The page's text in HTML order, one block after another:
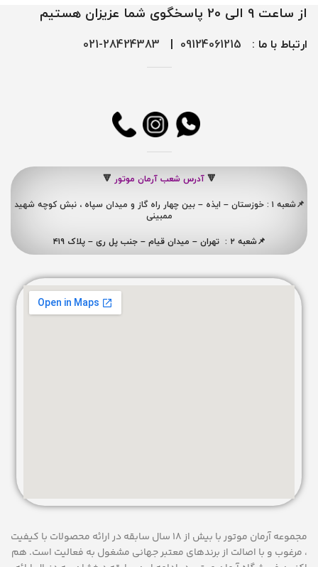
از ساعت 9 الی 20 پاسخگوی شما عزیزان هستیم
ارتباط با ما : 09124061215
|
28424383-021
🔻 آدرس شعب آرمان موتور 🔻
📌شعبه ۱ : خوزستان – ایذه – بین چهار راه گاز و میدان سپاه ، نبش کوچه شهید
ممبینی
📌شعبه ۲ : تهران – میدان قیام – جنب پل ری – پلاک ۴۱۹
مجموعه آرمان موتور با بیش از 18 سال سابقه در ارائه محصولات با کيفيت
، مرغوب و با اصالت از برندهای معتبر جهانی مشغول به فعاليت است. هم